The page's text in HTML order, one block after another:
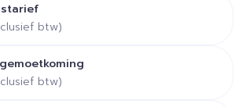
btw)
btw)